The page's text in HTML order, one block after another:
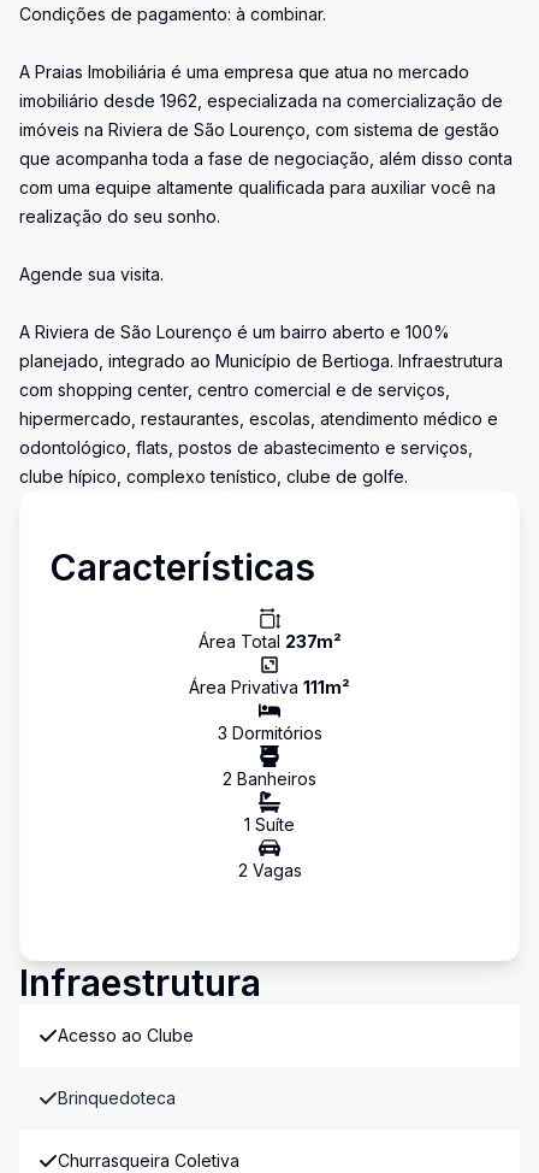
Condições de pagamento: à combinar.
A Praias Imobiliária é uma empresa que atua no mercado
imobiliário desde 1962, especializada na comercialização de
imóveis na Riviera de São Lourenço, com sistema de gestão
que acompanha toda a fase de negociação, além disso conta
com uma equipe altamente qualificada para auxiliar você na
realização do seu sonho.
Agende sua visita.
A Riviera de São Lourenço é um bairro aberto e 100%
planejado, integrado ao Município de Bertioga. Infraestrutura
com shopping center, centro comercial e de serviços,
hipermercado, restaurantes, escolas, atendimento médico e
odontológico, flats, postos de abastecimento e serviços,
clube hípico, complexo tenístico, clube de golfe.
Características
Área Total 237m²
Área Privativa 111m²
3 Dormitórios
2 Banheiros
1 Suíte
2 Vagas
Infraestrutura
Acesso ao Clube
Brinquedoteca
Churrasqueira Coletiva